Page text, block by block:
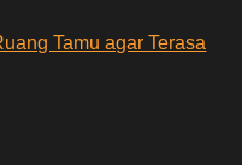
Tamu agar Terasa